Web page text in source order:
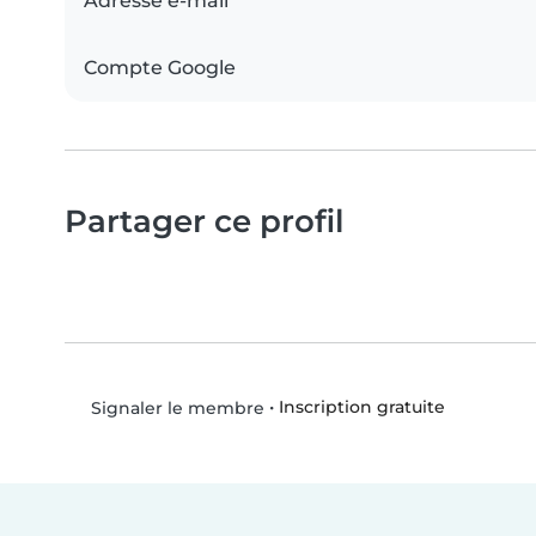
Compte Google
Partager ce profil
Signaler le membre • Inscription gratuite